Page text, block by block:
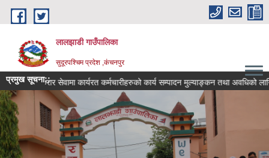
Skip to main content
लालझाडी गाउँपालिका
सुदूरपश्चिम प्रदेश ,कंचनपुर
प्रमुख सूचना::करार सेवामा कार्यरत कर्मचारीहरुको कार्य सम्पादन मुल्याङ्कन तथा अवधिको